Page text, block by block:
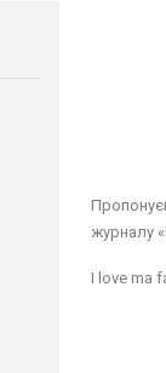
журналу
I love ma